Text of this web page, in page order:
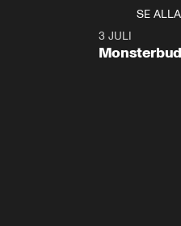
SE ALLA
3 JULI